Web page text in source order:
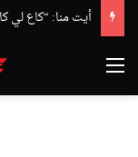
القائمة